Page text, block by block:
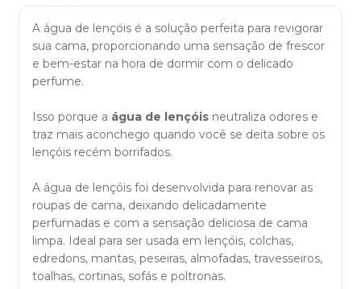
A água de lençóis é a solução perfeita para revigorar
sua cama, proporcionando uma sensação de frescor
e bem-estar na hora de dormir com o delicado
perfume.
Isso porque a água de lençóis neutraliza odores e
traz mais aconchego quando você se deita sobre os
lençóis recém borrifados.
A água de lençóis foi desenvolvida para renovar as
roupas de cama, deixando delicadamente
perfumadas e com a sensação deliciosa de cama
limpa. Ideal para ser usada em lençóis, colchas,
edredons, mantas, peseiras, almofadas, travesseiros,
toalhas, cortinas, sofás e poltronas.